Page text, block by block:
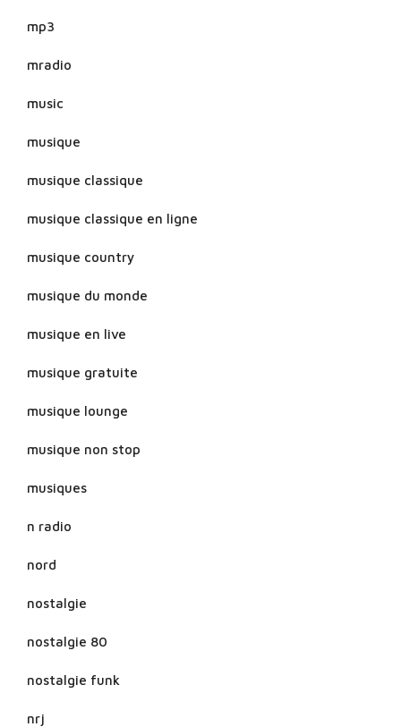
mp3
mradio
music
musique
musique classique
musique classique en ligne
musique country
musique du monde
musique en live
musique gratuite
musique lounge
musique non stop
musiques
n radio
nord
nostalgie
nostalgie 80
nostalgie funk
nrj